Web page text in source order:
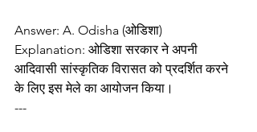
Answer: A. Odisha (ओडिशा)
Explanation: ओडिशा सरकार ने अपनी
आदिवासी सांस्कृतिक विरासत को प्रदर्शित करने
के लिए इस मेले का आयोजन किया।
---